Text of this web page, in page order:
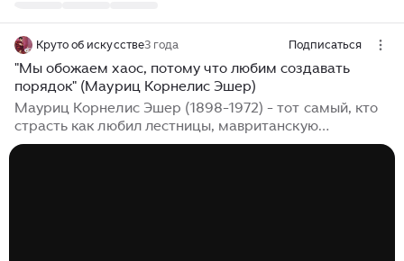
Круто об искусстве3 года Подписаться
"Мы обожаем хаос, потому что любим создавать
порядок" (Мауриц Корнелис Эшер)
Мауриц Корнелис Эшер (1898-1972) - тот самый, кто
страсть как любил лестницы, мавританскую
архитектуру Альгамбры (с ее затейливым, ажурным